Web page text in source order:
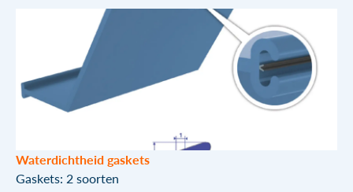
Waterdichtheid gaskets
Gaskets: 2 soorten